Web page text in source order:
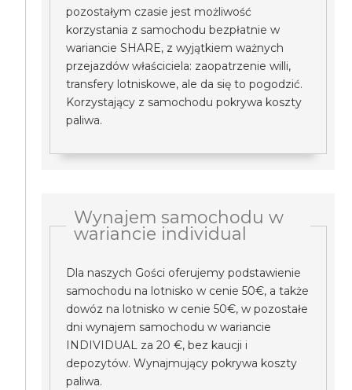
pozostałym czasie jest możliwość
korzystania z samochodu bezpłatnie w
wariancie SHARE, z wyjątkiem ważnych
przejazdów właściciela: zaopatrzenie willi,
transfery lotniskowe, ale da się to pogodzić.
Korzystający z samochodu pokrywa koszty
paliwa.
Wynajem samochodu w
wariancie individual
Dla naszych Gości oferujemy podstawienie
samochodu na lotnisko w cenie 50€, a także
dowóz na lotnisko w cenie 50€, w pozostałe
dni wynajem samochodu w wariancie
INDIVIDUAL za 20 €, bez kaucji i
depozytów. Wynajmujący pokrywa koszty
paliwa.